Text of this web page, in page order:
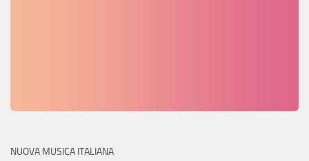
NUOVA MUSICA ITALIANA